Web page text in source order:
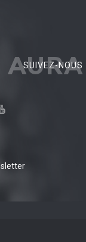
AURA
SUIVEZ-NOUS